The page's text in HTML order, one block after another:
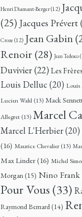
Henri Diamant-Berger(12)
(25) Jacques Prévert
Croze (12) Jean Gabin
Renoir (28) Jean Tedesco
Duvivier(22)Les
Louis Delluc (20) Louis
Lucien Wahl (13) Mack
Allegret (13) Marcel
Marcel L'Herbier(20)
(16) Maurice Chevalier (13)
Max Linder(16) Michel
Morgan(15) Nino Frank
Pour Vous (33)
Raymond Bernard(14)